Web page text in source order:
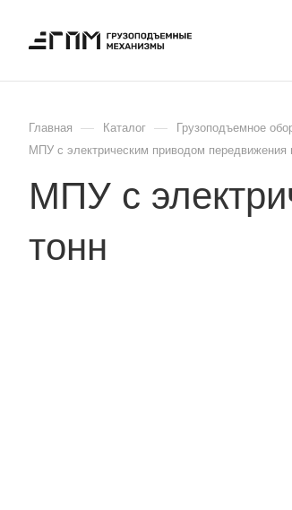
Главная — Каталог — Грузоподъемное
МПУ с электрическим приводом передвижения
МПУ с
тонн